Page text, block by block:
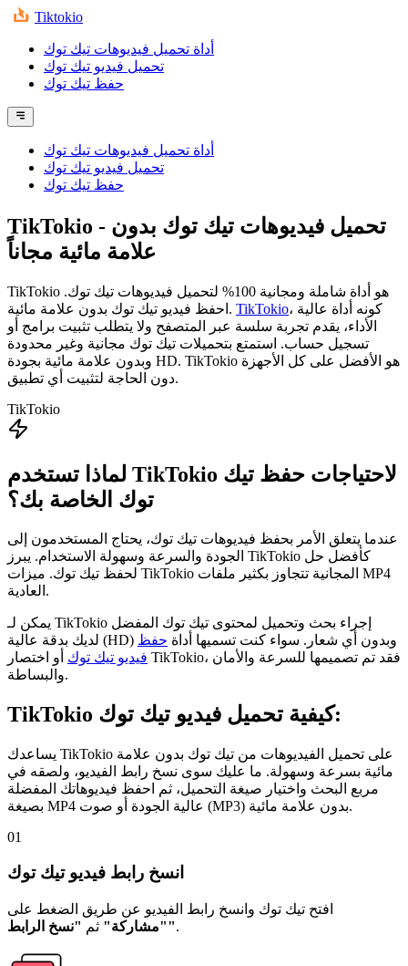
Tiktokio
أداة تحميل فيديوهات تيك توك
تحميل فيديو تيك توك
حفظ تيك توك
أداة تحميل فيديوهات تيك توك
تحميل فيديو تيك توك
حفظ تيك توك
TikTokio - تحميل فيديوهات تيك توك بدون
علامة مائية مجاناً
TikTokio هو أداة شاملة ومجانية 100% لتحميل فيديوهات تيك توك.
احفظ فيديو تيك توك بدون علامة مائية. TikTokio، كونه أداة عالية
الأداء، يقدم تجربة سلسة عبر المتصفح ولا يتطلب تثبيت برامج أو
تسجيل حساب. استمتع بتحميلات تيك توك مجانية وغير محدودة
وبدون علامة مائية بجودة HD. TikTokio هو الأفضل على كل الأجهزة
دون الحاجة لتثبيت أي تطبيق.
TikTokio
لماذا تستخدم TikTokio لاحتياجات حفظ تيك
توك الخاصة بك؟
عندما يتعلق الأمر بحفظ فيديوهات تيك توك، يحتاج المستخدمون إلى
الجودة والسرعة وسهولة الاستخدام. يبرز TikTokio كأفضل حل
لحفظ تيك توك. ميزات TikTokio المجانية تتجاوز بكثير ملفات MP4
العادية.
يمكن لـ TikTokio إجراء بحث وتحميل لمحتوى تيك توك المفضل
لديك بدقة عالية (HD) وبدون أي شعار. سواء كنت تسميها أداة حفظ
فيديو تيك توك أو اختصار TikTokio، فقد تم تصميمها للسرعة والأمان
والبساطة.
TikTokio كيفية تحميل فيديو تيك توك:
يساعدك TikTokio على تحميل الفيديوهات من تيك توك بدون علامة
مائية بسرعة وسهولة. ما عليك سوى نسخ رابط الفيديو، ولصقه في
مربع البحث واختيار صيغة التحميل، ثم احفظ فيديوهاتك المفضلة
بصيغة MP4 عالية الجودة أو صوت (MP3) بدون علامة مائية.
01
انسخ رابط فيديو تيك توك
افتح تيك توك وانسخ رابط الفيديو عن طريق الضغط على
"مشاركة" ثم "نسخ الرابط".